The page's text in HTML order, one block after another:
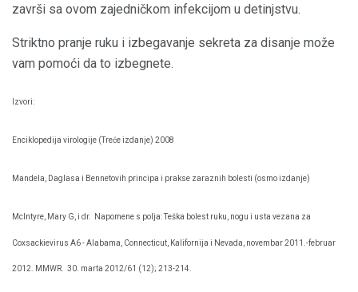
završi sa ovom zajedničkom infekcijom u detinjstvu.
Striktno pranje ruku i izbegavanje sekreta za disanje može
vam pomoći da to izbegnete.
Izvori:
Enciklopedija virologije (Treće izdanje) 2008
Mandela, Daglasa i Bennetovih principa i prakse zaraznih bolesti (osmo izdanje)
McIntyre, Mary G, i dr. Napomene s polja: Teška bolest ruku, nogu i usta vezana za
Coxsackievirus A6 - Alabama, Connecticut, Kalifornija i Nevada, novembar 2011.-februar
2012. MMWR. 30. marta 2012/61 (12); 213-214.